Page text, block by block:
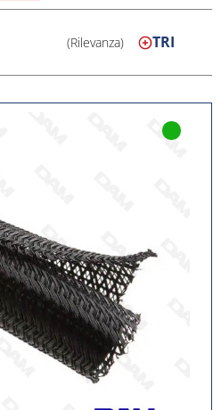
singoli che a fasci di
o imbarcazioni
e resistenti, le guaine
di temperatura e le
(Rilevanza) TRI